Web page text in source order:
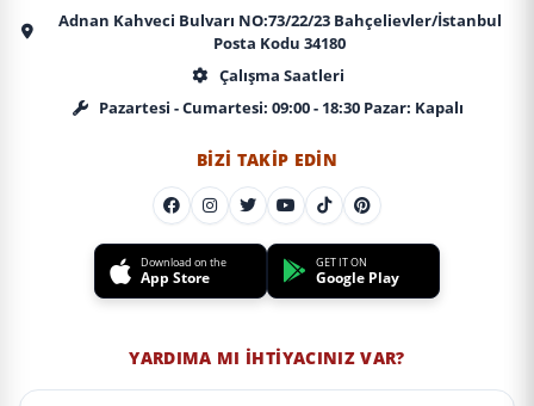
Adnan Kahveci Bulvarı NO:73/22/23 Bahçelievler/İstanbul
Posta Kodu 34180
Çalışma Saatleri
Pazartesi - Cumartesi: 09:00 - 18:30 Pazar: Kapalı
BIZI TAKIP EDIN
Download on the
App Store
GET IT ON
Google Play
YARDIMA MI İHTIYACINIZ VAR?